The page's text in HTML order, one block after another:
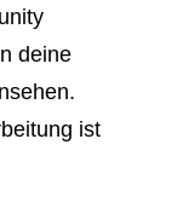
deine
ist